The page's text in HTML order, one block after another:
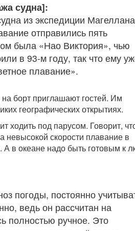
судна]:
из экспедиции
отправились пять
была «Нао Виктория», чью
в 93-м году, так что ему
плавание».
борт приглашают гостей. Им
географических открытиях.
ходить под парусом. Говорит,
невысокой скорости плавание в
в океане надо быть готовым к
погоды, постоянно
ведь он рассчитан на
полностью ручное. Это